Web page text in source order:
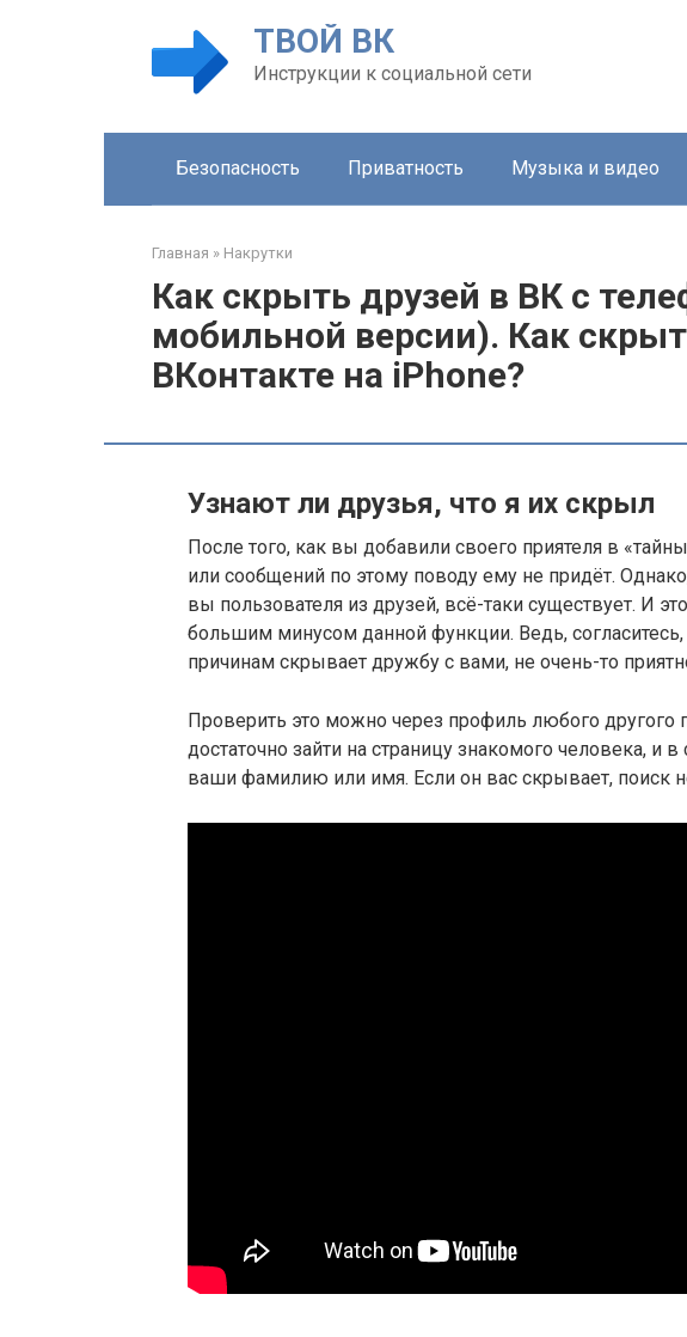
ТВОЙ ВК
Инструкции к социальной сети
Безопасность Приватность Музыка и видео
Главная » Накрутки
Как скрыть друзей в ВК с
мобильной версии). Как
ВКонтакте на iPhone?
Узнают ли друзья, что я их скрыл
После того, как вы добавили своего приятеля в
или сообщений по этому поводу ему не придёт.
вы пользователя из друзей, всё-таки существует. И
большим минусом данной функции. Ведь, согласитесь,
причинам скрывает дружбу с вами, не очень-то
Проверить это можно через профиль любого другого
достаточно зайти на страницу знакомого человека, и
ваши фамилию или имя. Если он вас скрывает, поиск